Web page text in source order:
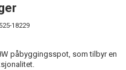
18229
påbyggingsspot, som tilbyr en